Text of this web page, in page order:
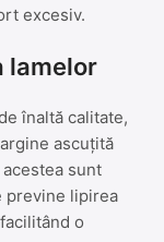
excesiv.
lamelor
înaltă calitate,
ascuțită
sunt
previne lipirea
o